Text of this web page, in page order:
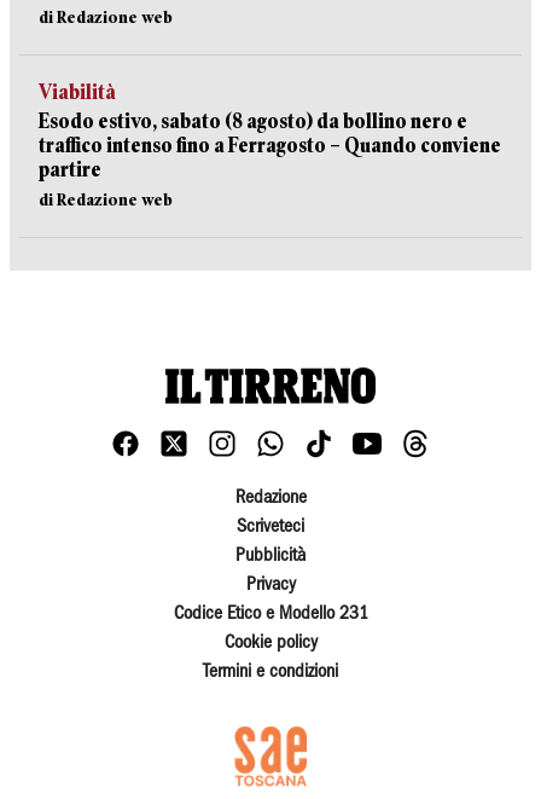
di Redazione web
Viabilità
Esodo estivo, sabato (8 agosto) da bollino nero e
traffico intenso fino a Ferragosto – Quando conviene
partire
di Redazione web
Redazione
Scriveteci
Pubblicità
Privacy
Codice Etico e Modello 231
Cookie policy
Termini e condizioni